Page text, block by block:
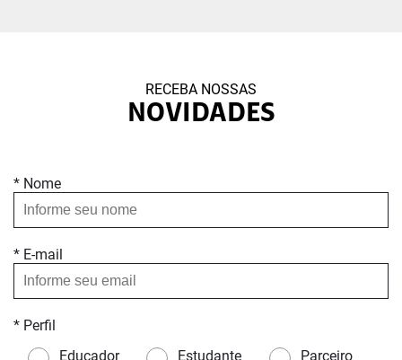
RECEBA NOSSAS
NOVIDADES
* Nome
* E-mail
* Perfil
Educador
Estudante Parceiro